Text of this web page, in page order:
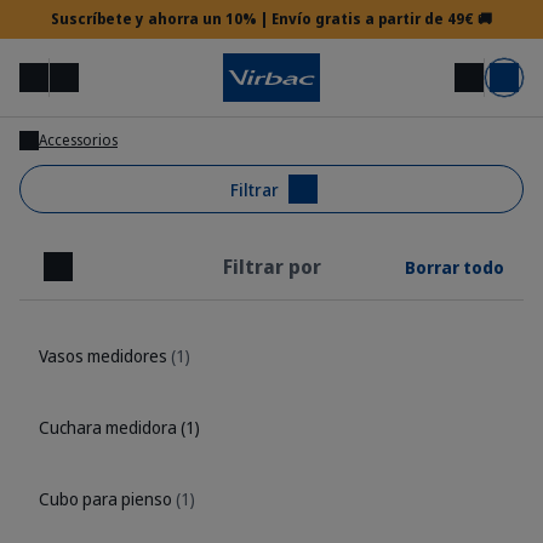
Suscríbete y ahorra un 10% | Envío gratis a partir de 49€ 🚚
MenúBuscar Mi cuenta Carrito
¿Necesitas ayuda?
Accessorios
Filtrar
Cerrar Filtrar por Borrar todo
Vasos medidores (1)
Cuchara medidora (1)
Cubo para pienso (1)